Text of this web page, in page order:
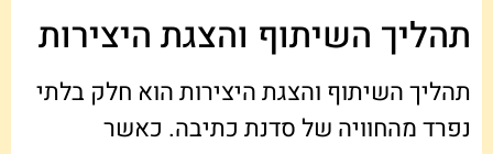
תהליך השיתוף והצגת היצירות
תהליך השיתוף והצגת היצירות הוא חלק בלתי
נפרד מהחוויה של סדנת כתיבה. כאשר